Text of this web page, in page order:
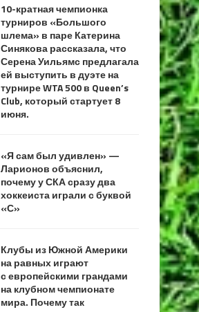
10-кратная чемпионка
турниров «Большого
шлема» в паре Катерина
Синякова рассказала, что
Серена Уильямс предлагала
ей выступить в дуэте на
турнире WTA 500 в Queen’s
Club, который стартует 8
июня.
«Я сам был удивлен» —
Ларионов объяснил,
почему у СКА сразу два
хоккеиста играли с буквой
«С»
Клубы из Южной Америки
на равных играют
с европейскими грандами
на клубном чемпионате
мира. Почему так